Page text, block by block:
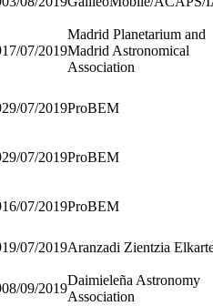
17/07/2019
Madrid Planetarium and
Madrid Astronomical
Association
29/07/2019ProBEM
29/07/2019ProBEM
16/07/2019ProBEM
19/07/2019Aranzadi Zientzia
08/09/2019
Daimieleña Astronomy
Association